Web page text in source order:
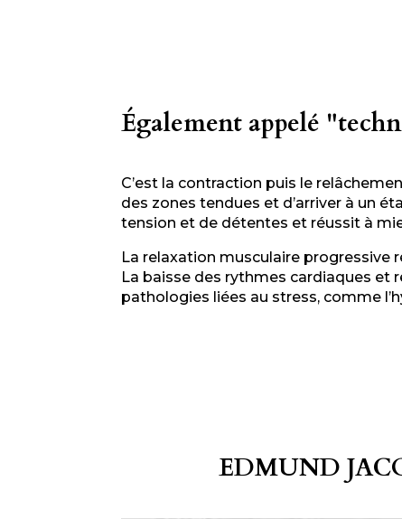
Également appelé
C’est la contraction puis le
des zones tendues et d’arriver à un
tension et de détentes et réussit à
La relaxation musculaire progressive
La baisse des rythmes cardiaques et
pathologies liées au stress, comme
EDMUND